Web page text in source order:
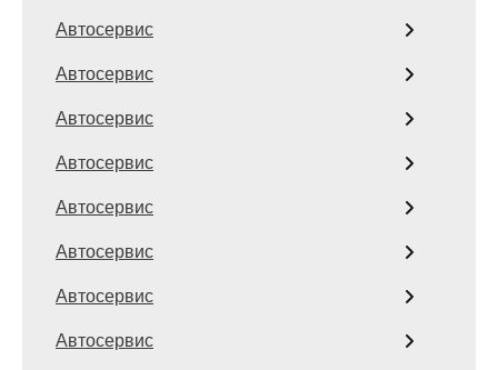
Автосервис
Автосервис
Автосервис
Автосервис
Автосервис
Автосервис
Автосервис
Автосервис